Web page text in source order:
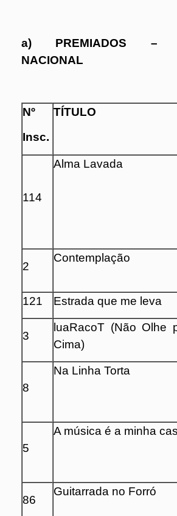
a) PREMIADOS –
NACIONAL
Nº
Insc.
TÍTULO
114
Alma Lavada
2
Contemplação
121 Estrada que me leva
3
luaRacoT (Não Olhe
Cima)
8
Na Linha Torta
5
A música é a minha
86
Guitarrada no Forró